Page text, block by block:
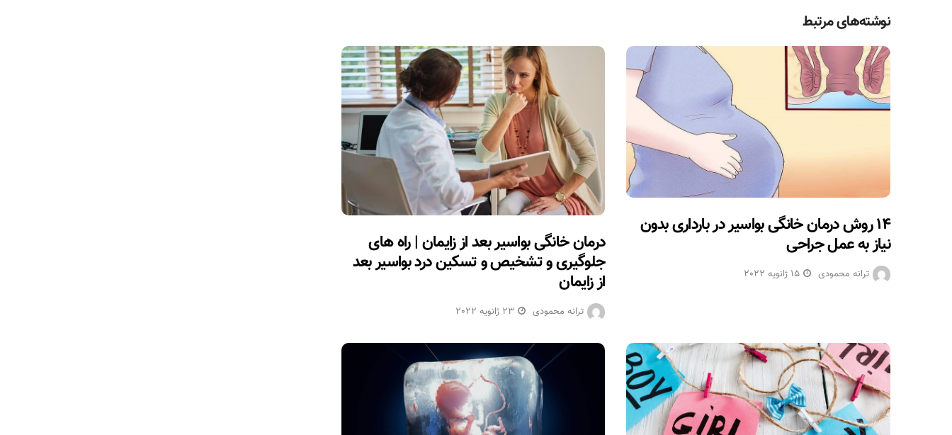
نوشته‌های مرتبط
درمان خانگی بواسیر بعد از زایمان | راه های
جلوگیری و تشخیص و تسکین درد بواسیر بعد
از زایمان
ترانه محمودی 23 ژانویه 2022
۱۴ روش درمان خانگی بواسیر در بارداری بدون
نیاز به عمل جراحی
ترانه محمودی 15 ژانویه 2022